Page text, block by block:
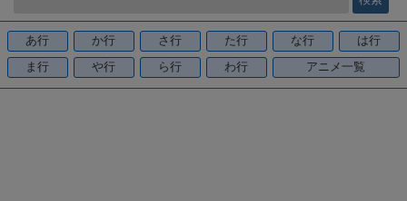
o
o
k
あ行 か行 さ行 た行 な行
は行
ま行
や行 ら行 わ行 アニメ一覧